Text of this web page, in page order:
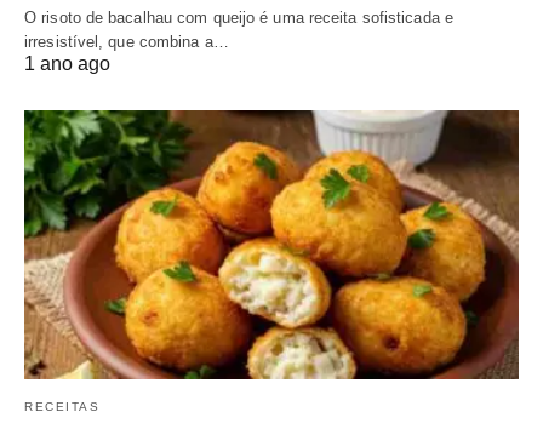
O risoto de bacalhau com queijo é uma receita sofisticada e
irresistível, que combina a…
1 ano ago
RECEITAS